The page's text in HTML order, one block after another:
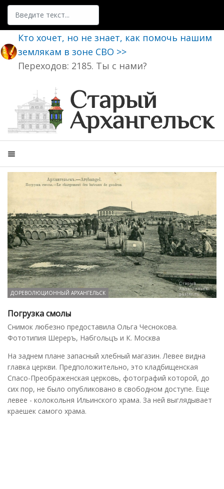
Поиск
Кто хочет, но не знает, как помочь нашим
землякам в зоне СВО >>
Переходов: 2185. Ты с нами?
ДОРЕВОЛЮЦИОННЫЙ АРХАНГЕЛЬСК
Погрузка смолы
Снимок любезно предоставила Ольга Чеснокова.
Фототипия Шереръ, Набгольцъ и К. Москва
На заднем плане запасный хлебный магазин. Левее видна
главка церкви. Предположительно, это кладбищенская
Спасо-Преображенская церковь, фотографий которой, до
сих пор, не было опубликовано в свободном доступе. Еще
левее - колокольня Ильинского храма. За ней выглядывает
краешек самого храма.